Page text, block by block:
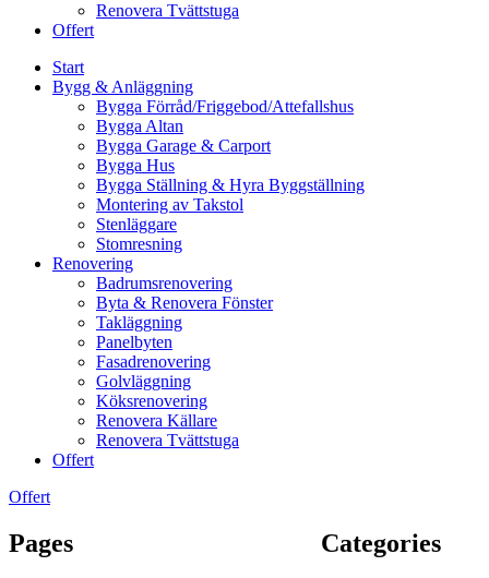
Renovera Tvättstuga
Offert
Start
Bygg & Anläggning
Bygga Förråd/Friggebod/Attefallshus
Bygga Altan
Bygga Garage & Carport
Bygga Hus
Bygga Ställning & Hyra Byggställning
Montering av Takstol
Stenläggare
Stomresning
Renovering
Badrumsrenovering
Byta & Renovera Fönster
Takläggning
Panelbyten
Fasadrenovering
Golvläggning
Köksrenovering
Renovera Källare
Renovera Tvättstuga
Offert
Offert
Pages Categories